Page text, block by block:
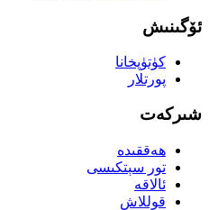
ئۆگىنىش
كۈتۈپخانا
پورتلار
شىركەت
ھەققىدە
تور سېتكىسى
ئالاقە
قوللاش